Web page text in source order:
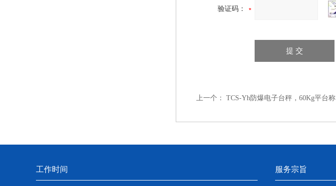
验证码：
上一个： TCS-Yh防爆电子台秤，60Kg平台称
工作时间 服务宗旨